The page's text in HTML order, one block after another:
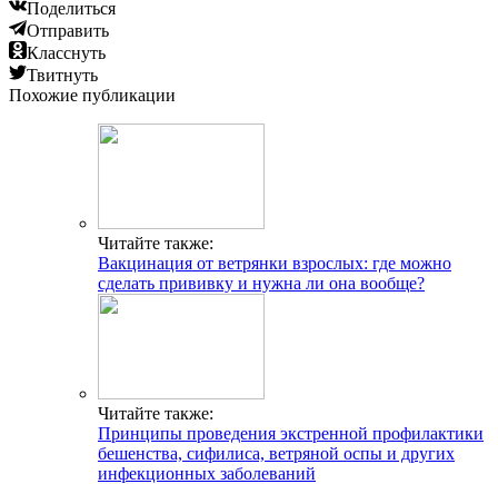
Поделиться
Отправить
Класснуть
Твитнуть
Похожие публикации
Читайте также:
Вакцинация от ветрянки взрослых: где можно
сделать прививку и нужна ли она вообще?
Читайте также:
Принципы проведения экстренной профилактики
бешенства, сифилиса, ветряной оспы и других
инфекционных заболеваний